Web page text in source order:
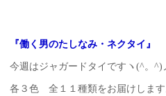
『働く男のたしなみ・ネクタイ』
今週はジャガードタイですヽ(^。^)
各３色 全１１種類をお届けします